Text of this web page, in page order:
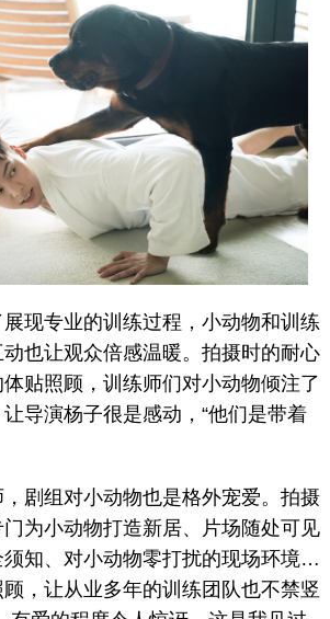
专业的训练过程，小动物和训练
也让观众倍感温暖。拍摄时的耐心
贴照顾，训练师们对小动物倾注了
导演杨子很是感动，“他们是带着
组对小动物也是格外宠爱。拍摄
为小动物打造新居、片场随处可见
须知、对小动物零打扰的现场环境…
，让从业多年的训练团队也不禁竖